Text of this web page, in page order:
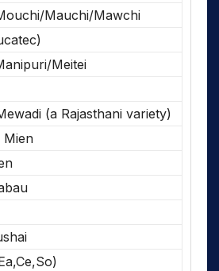
Mauchi/Mawchi
Meitei
(a Rajasthani variety)
Mien